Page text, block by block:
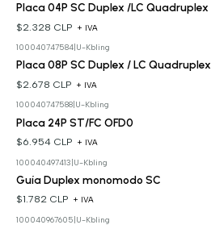
Placa 04P SC Duplex /LC Quadruplex
$2.328 CLP + IVA
100040747584| U-Kbling
Placa 08P SC Duplex / LC Quadruplex
$2.678 CLP + IVA
100040747588| U-Kbling
Placa 24P ST/FC OFD0
$6.954 CLP + IVA
100040497413 U-Kbling
Guía Duplex monomodo SC
$1.782 CLP + IVA
100040967605 U-Kbling